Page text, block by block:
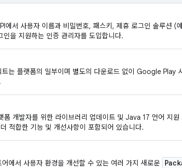
에서 사용자 이름과 비밀번호, 패스키, 제휴 로그인 솔루션 (
을 지원하는 인증 관리자를 도입합니다.
는 플랫폼의 일부이며 별도의 다운로드 없이 Google Play
개발자를 위한 라이브러리 업데이트 및 Java 17 언어 지원
적합한 기능 및 개선사항이 포함되어 있습니다.
에서 사용자 환경을 개선할 수 있는 여러 가지 새로운